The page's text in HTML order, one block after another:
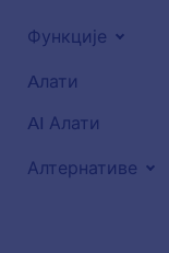
Функције
Aлати
AI Алати
Алтернативе